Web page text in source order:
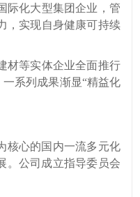
化大型集团企业，管
，实现自身健康可持续
等实体企业全面推行
系列成果渐显“精益化
心的国内一流多元化
。公司成立指导委员会